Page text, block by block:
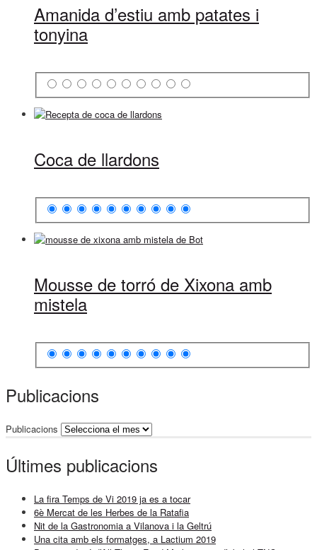
Amanida d’estiu amb patates i
tonyina
Coca de llardons
Mousse de torró de Xixona amb
mistela
Publicacions
Publicacions
Últimes publicacions
La fira Temps de Vi 2019 ja es a tocar
6è Mercat de les Herbes de la Ratafia
Nit de la Gastronomia a Vilanova i la Geltrú
Una cita amb els formatges, a Lactium 2019